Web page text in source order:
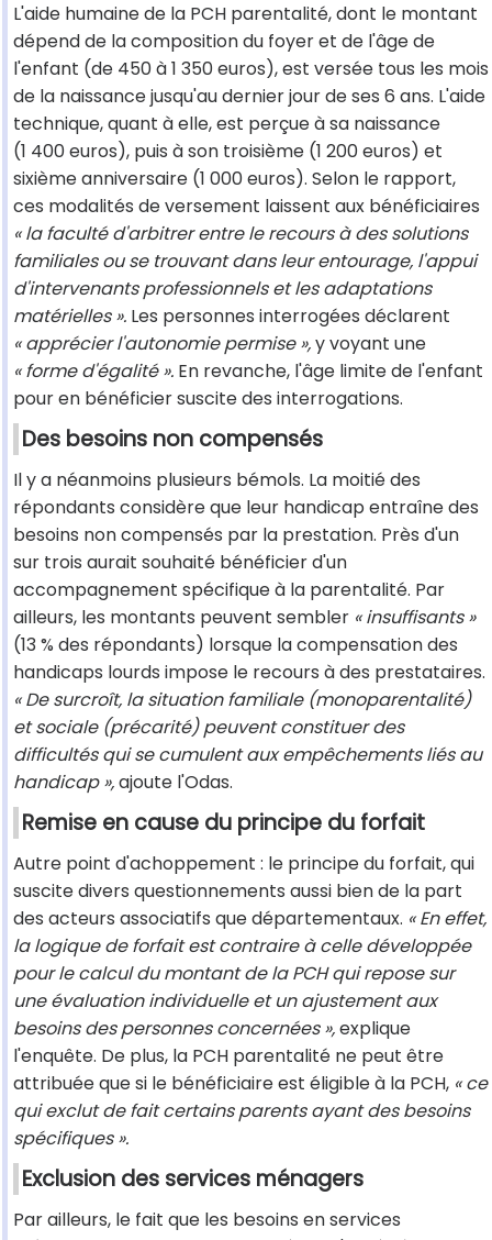
L'aide humaine de la PCH parentalité, dont le montant
dépend de la composition du foyer et de l'âge de
l'enfant (de 450 à 1 350 euros), est versée tous les mois
de la naissance jusqu'au dernier jour de ses 6 ans. L'aide
technique, quant à elle, est perçue à sa naissance
(1 400 euros), puis à son troisième (1 200 euros) et
sixième anniversaire (1 000 euros). Selon le rapport,
ces modalités de versement laissent aux bénéficiaires
« la faculté d'arbitrer entre le recours à des solutions
familiales ou se trouvant dans leur entourage, l'appui
d'intervenants professionnels et les adaptations
matérielles ». Les personnes interrogées déclarent
« apprécier l'autonomie permise »,y voyant une
« forme d'égalité ». En revanche, l'âge limite de l'enfant
pour en bénéficier suscite des interrogations.
Des besoins non compensés
Il y a néanmoins plusieurs bémols. La moitié des
répondants considère que leur handicap entraîne des
besoins non compensés par la prestation. Près d'un
sur trois aurait souhaité bénéficier d'un
accompagnement spécifique à la parentalité. Par
ailleurs, les montants peuvent sembler « insuffisants »
(13 % des répondants) lorsque la compensation des
handicaps lourds impose le recours à des prestataires.
« De surcroît, la situation familiale (monoparentalité)
et sociale (précarité) peuvent constituer des
difficultés qui se cumulent aux empêchements liés au
handicap »,ajoute l'Odas.
Remise en cause du principe du forfait
Autre point d'achoppement : le principe du forfait, qui
suscite divers questionnements aussi bien de la part
des acteurs associatifs que départementaux. « En effet,
la logique de forfait est contraire à celle développée
pour le calcul du montant de la PCH qui repose sur
une évaluation individuelle et un ajustement aux
besoins des personnes concernées »,explique
l'enquête. De plus, la PCH parentalité ne peut être
attribuée que si le bénéficiaire est éligible à la PCH, « ce
qui exclut de fait certains parents ayant des besoins
spécifiques ».
Exclusion des services ménagers
Par ailleurs, le fait que les besoins en services